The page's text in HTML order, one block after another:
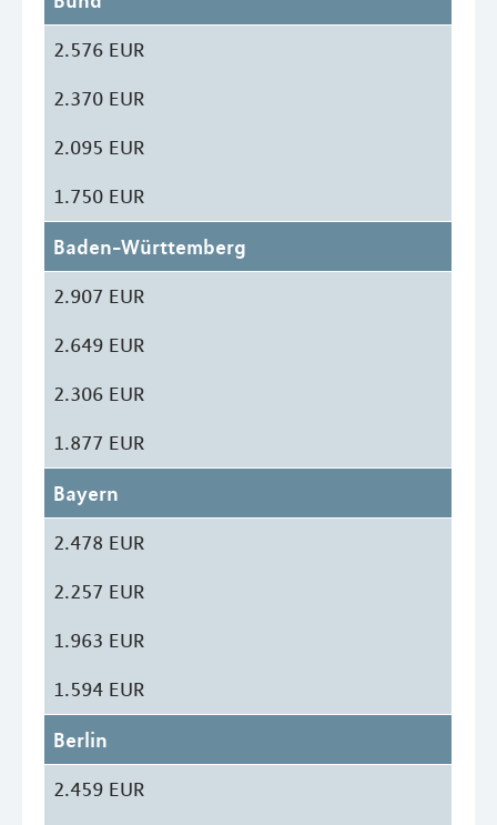
2.576 EUR
2.370 EUR
2.095 EUR
1.750 EUR
Baden-Württemberg
2.907 EUR
2.649 EUR
2.306 EUR
1.877 EUR
Bayern
2.478 EUR
2.257 EUR
1.963 EUR
1.594 EUR
Berlin
2.459 EUR